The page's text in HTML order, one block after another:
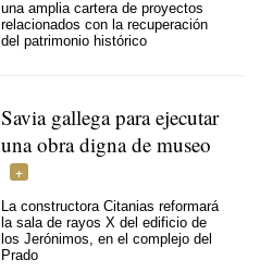
una amplia cartera de proyectos
relacionados con la recuperación
del patrimonio histórico
Savia gallega para ejecutar
una obra digna de museo
La constructora Citanias reformará
la sala de rayos X del edificio de
los Jerónimos, en el complejo del
Prado